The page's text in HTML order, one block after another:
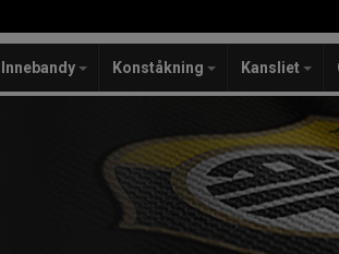
Innebandy Konståkning Kansliet